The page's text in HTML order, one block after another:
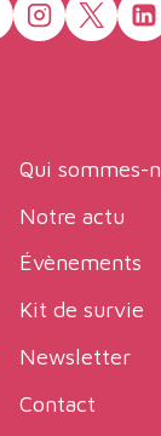
Qui sommes-
Notre actu
Évènements
Kit de survie
Newsletter
Contact